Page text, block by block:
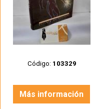
Código: 103329
Más información